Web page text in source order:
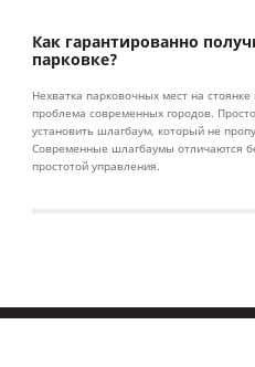
Как гарантированно
парковке?
Нехватка парковочных мест на
проблема современных городов.
установить шлагбаум, который не
Современные шлагбаумы отличаются
простотой управления.